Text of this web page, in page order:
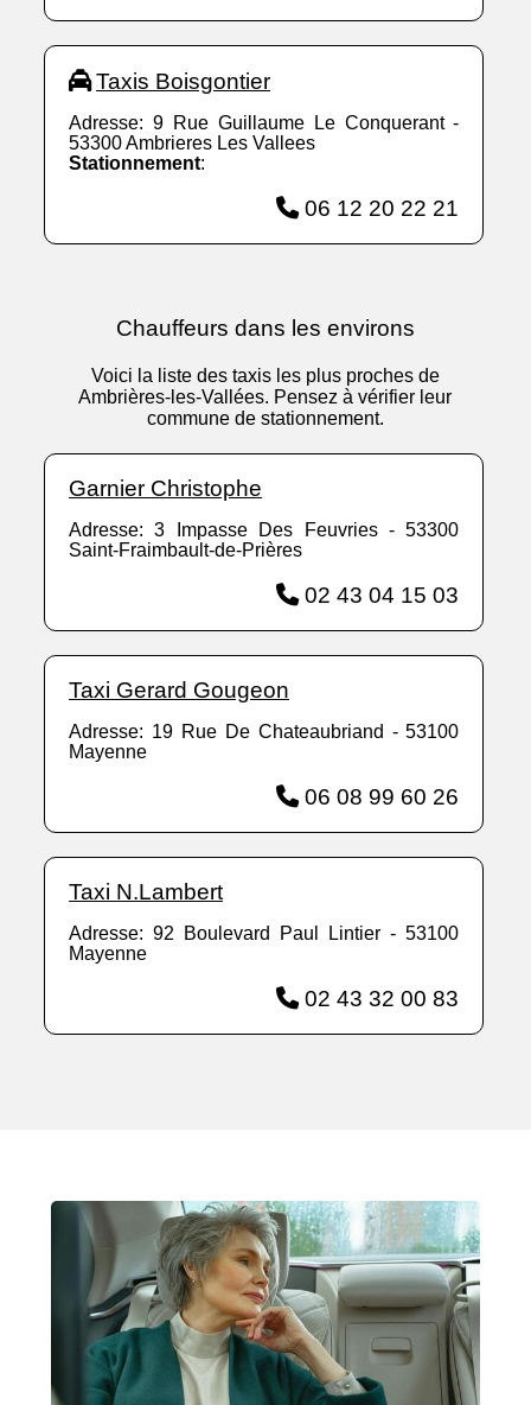
Taxis Boisgontier
Adresse: 9 Rue Guillaume Le Conquerant -
53300 Ambrieres Les Vallees
Stationnement:
06 12 20 22 21
Chauffeurs dans les environs
Voici la liste des taxis les plus proches de
Ambrières-les-Vallées. Pensez à vérifier leur
commune de stationnement.
Garnier Christophe
Adresse: 3 Impasse Des Feuvries - 53300
Saint-Fraimbault-de-Prières
02 43 04 15 03
Taxi Gerard Gougeon
Adresse: 19 Rue De Chateaubriand - 53100
Mayenne
06 08 99 60 26
Taxi N.Lambert
Adresse: 92 Boulevard Paul Lintier - 53100
Mayenne
02 43 32 00 83